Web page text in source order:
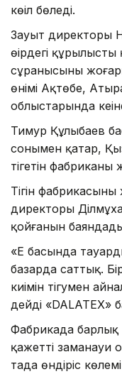
көңіл бөледі.
Зауыт директоры
өңірдегі
сұранысының
өнімі Ақтөбе,
облыстарында
Тимур Құлыбаев
сонымен қатар,
тігетін
Тігін
директоры
қойғанын
«Ең басында
базарда саттық.
киімін тігумен
дейді «DALATEX»
Фабрикада барлық
қажетті заманауи
таңда өндіріс